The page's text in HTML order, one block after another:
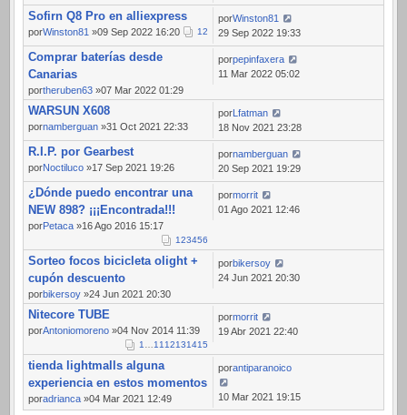
Sofirn Q8 Pro en alliexpress
porWinston81 »09 Sep 2022 16:20 12
porWinston81
29 Sep 2022 19:33
Comprar baterías desde
Canarias
portheruben63 »07 Mar 2022 01:29
porpepinfaxera
11 Mar 2022 05:02
WARSUN X608
pornamberguan »31 Oct 2021 22:33
porLfatman
18 Nov 2021 23:28
R.I.P. por Gearbest
porNoctiluco »17 Sep 2021 19:26
pornamberguan
20 Sep 2021 19:29
¿Dónde puedo encontrar una
NEW 898? ¡¡¡Encontrada!!!
porPetaca »16 Ago 2016 15:17
123456
pormorrit
01 Ago 2021 12:46
Sorteo focos bicicleta olight +
cupón descuento
porbikersoy »24 Jun 2021 20:30
porbikersoy
24 Jun 2021 20:30
Nitecore TUBE
porAntoniomoreno »04 Nov 2014 11:39
1 11 12131415
pormorrit
19 Abr 2021 22:40
tienda lightmalls alguna
experiencia en estos momentos
poradrianca »04 Mar 2021 12:49
porantiparanoico
10 Mar 2021 19:15